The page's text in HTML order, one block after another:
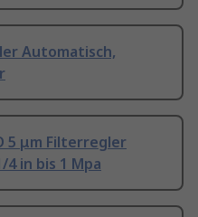
Automatisch,
5 μm Filterregler
in bis 1 Mpa